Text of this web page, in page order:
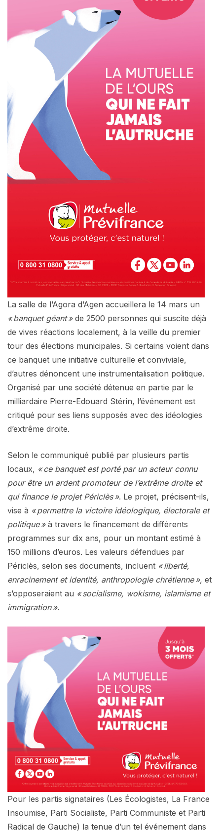
La salle de l’Agora d’Agen accueillera le 14 mars un
« banquet géant »de 2500 personnes qui suscite déjà
de vives réactions localement, à la veille du premier
tour des élections municipales. Si certains voient dans
ce banquet une initiative culturelle et conviviale,
d’autres dénoncent une instrumentalisation politique.
Organisé par une société détenue en partie par le
milliardaire Pierre-Edouard Stérin, l’événement est
critiqué pour ses liens supposés avec des idéologies
d’extrême droite.
Selon le communiqué publié par plusieurs partis
locaux, « ce banquet est porté par un acteur connu
pour être un ardent promoteur de l’extrême droite et
qui finance le projet Périclès ». Le projet, précisent-ils,
vise à « permettre la victoire idéologique, électorale et
politique »à travers le financement de différents
programmes sur dix ans, pour un montant estimé à
150 millions d’euros. Les valeurs défendues par
Périclès, selon ses documents, incluent « liberté,
enracinement et identité, anthropologie chrétienne », et
s’opposeraient au « socialisme, wokisme, islamisme et
immigration ».
Pour les partis signataires (Les Écologistes, La France
Insoumise, Parti Socialiste, Parti Communiste et Parti
Radical de Gauche) la tenue d’un tel événement dans